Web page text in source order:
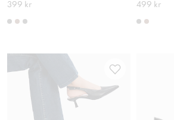
399 kr 499 kr